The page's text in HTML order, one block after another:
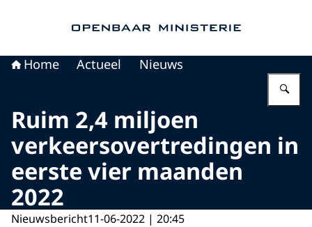
Home Actueel Nieuws
Ruim 2,4 miljoen
verkeersovertredingen in
eerste vier maanden
2022
Nieuwsbericht11-06-2022 | 20:45